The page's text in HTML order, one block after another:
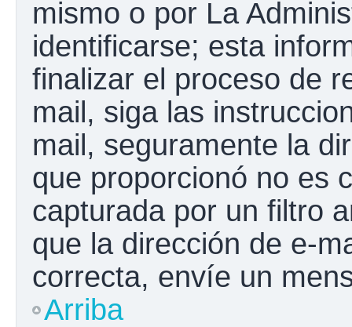
mismo o por La
identificarse; esta
finalizar el proceso de
mail, siga las
mail, seguramente la
que proporcionó no es
capturada por un filtro
que la dirección de e-
correcta, envíe un
Arriba